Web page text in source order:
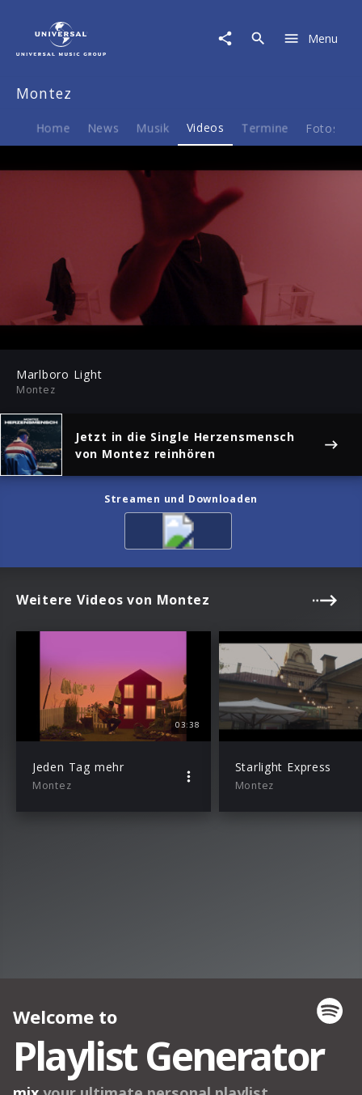
Light
Menu
Montez
Home News Musik Videos Termine Fotos
Play Mute
Play
Marlboro Light
Montez
Jetzt in die Single Herzensmensch
von Montez reinhören
Streamen und Downloaden
Weitere Videos von Montez
03:38
Jeden Tag mehr
Montez
Starlight Express
Montez